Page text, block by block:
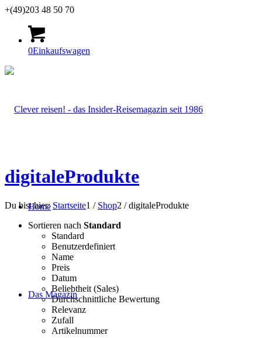
+(49)203 48 50 70
0Einkaufswagen
Home
Das Magazin
digitaleProdukte
Du bist hier: Startseite1 / Shop2 / digitaleProdukte
Sortieren nach Standard
Standard
Benutzerdefiniert
Name
Preis
Datum
Beliebtheit (Sales)
Durchschnittliche Bewertung
Relevanz
Zufall
Artikelnummer